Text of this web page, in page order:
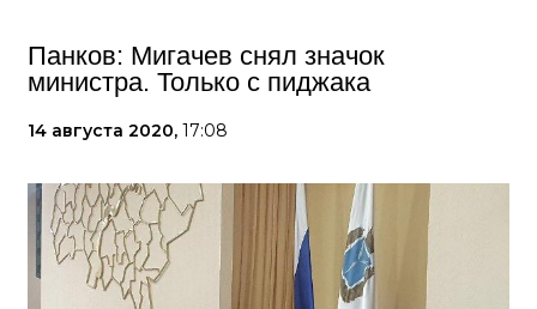
Панков: Мигачев снял значок
министра. Только с пиджака
14 августа 2020, 17:08